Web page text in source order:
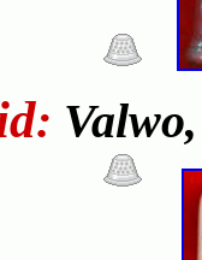
: